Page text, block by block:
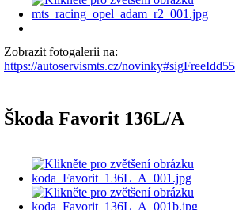
Zobrazit fotogalerii na:
https://autoservismts.cz/
Škoda Favorit 136L/A